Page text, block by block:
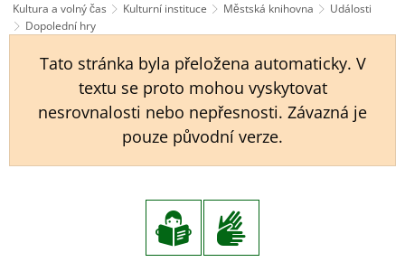
Kultura a volný čas
Kulturní instituce Městská knihovna
Události
Dopolední hry
Tato stránka byla přeložena automaticky. V
textu se proto mohou vyskytovat
nesrovnalosti nebo nepřesnosti. Závazná je
pouze původní verze.